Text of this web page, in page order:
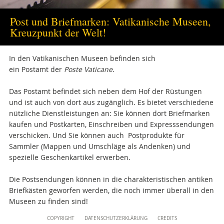
+39 06 69883332
Post und Briefmarken: Vatikanische Museen,
Kreuzpunkt der Welt!
In den Vatikanischen Museen befinden sich
ein Postamt der Poste Vaticane.
Das Postamt befindet sich neben dem Hof der Rüstungen
und ist auch von dort aus zugänglich. Es bietet verschiedene
nützliche Dienstleistungen an: Sie können dort Briefmarken
kaufen und Postkarten, Einschreiben und Expresssendungen
verschicken. Und Sie können auch Postprodukte für
Sammler (Mappen und Umschläge als Andenken) und
spezielle Geschenkartikel erwerben.
Die Postsendungen können in die charakteristischen antiken
Briefkästen geworfen werden, die noch immer überall in den
Museen zu finden sind!
COPYRIGHT DATENSCHUTZERKLÄRUNG CREDITS